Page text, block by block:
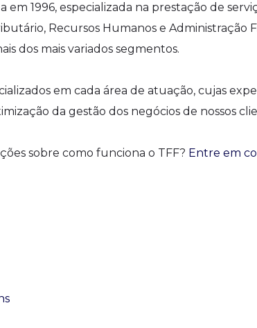
1996, especializada na prestação de
Recursos Humanos e Administração
dos mais variados segmentos.
em cada área de atuação, cujas
da gestão dos negócios de nossos
sobre como funciona o TFF? Entre em